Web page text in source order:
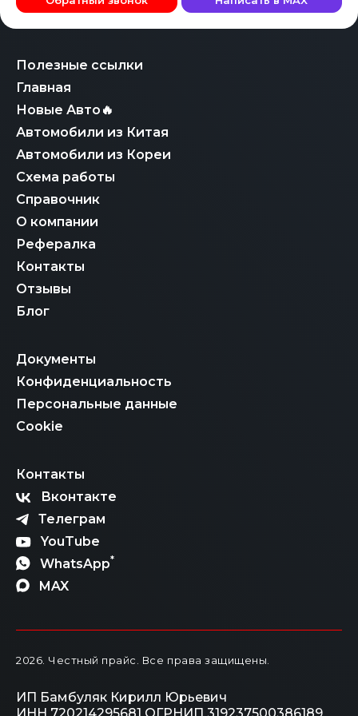
обеспечивая легальный и безопасный ввод
последующем таможенном оформлении в России и
финансовую гарантию выполнения договорных
Полезные ссылки
Главная
Новые Авто🔥
Автомобили из Китая
Автомобили из Кореи
Схема работы
Справочник
О компании
Рефералка
Контакты
Отзывы
Блог
Документы
Конфиденциальность
Персональные данные
Cookie
Контакты
Вконтакте
Телеграм
YouTube
WhatsApp*
MAX
2026 . Честный прайс. Все права защищены.
ИП Бамбуляк Кирилл Юрьевич